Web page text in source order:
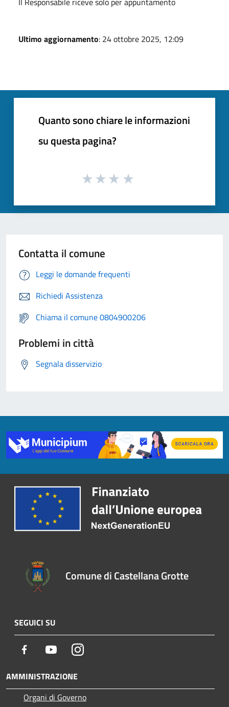
Ultimo aggiornamento: 24 ottobre 2025, 12:09
Quanto sono chiare le informazioni
su questa pagina?
Contatta il comune
Leggi le domande frequenti
Richiedi Assistenza
Chiama il comune 0804900206
Problemi in città
Segnala disservizio
Comune di Castellana Grotte
SEGUICI SU
Facebook YoutubeInstagram
AMMINISTRAZIONE
Organi di Governo